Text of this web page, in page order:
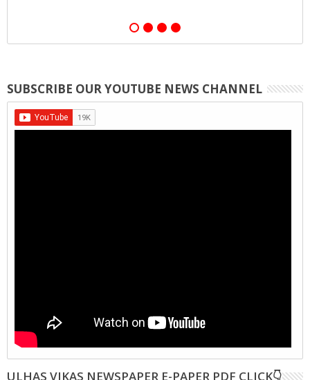
SUBSCRIBE OUR YOUTUBE NEWS CHANNEL
ULHAS VIKAS NEWSPAPER E-PAPER PDF CLICK👇